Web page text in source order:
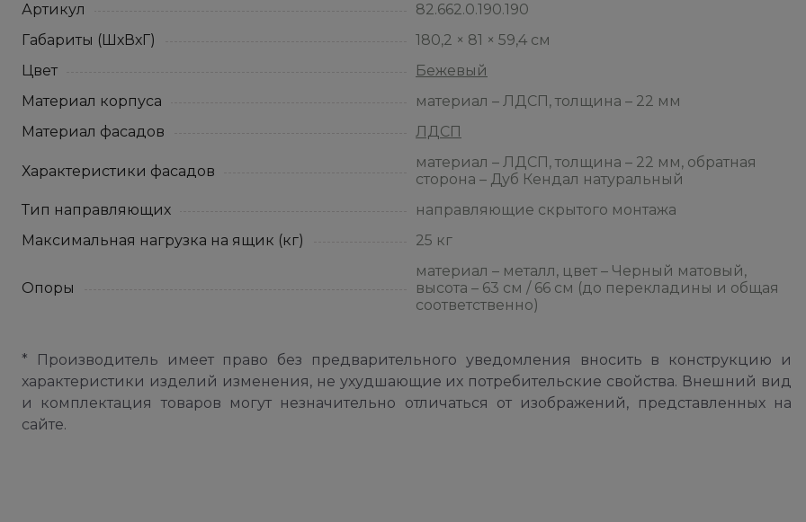
Артикул
82.662.0.190.190
Габариты (ШхВхГ)
180,2 × 81 × 59,4 см
Цвет
Бежевый
Материал корпуса
материал – ЛДСП, толщина – 22 мм
Материал фасадов
ЛДСП
Характеристики фасадов
материал – ЛДСП, толщина – 22 мм, обратная
сторона – Дуб Кендал натуральный
Тип направляющих
направляющие скрытого монтажа
Максимальная нагрузка на ящик (кг)
25 кг
Опоры
материал – металл, цвет – Черный матовый,
высота – 63 см / 66 см (до перекладины и общая
соответственно)
* Производитель имеет право без предварительного уведомления вносить в конструкцию и
характеристики изделий изменения, не ухудшающие их потребительские свойства. Внешний вид
и комплектация товаров могут незначительно отличаться от изображений, представленных на
сайте.